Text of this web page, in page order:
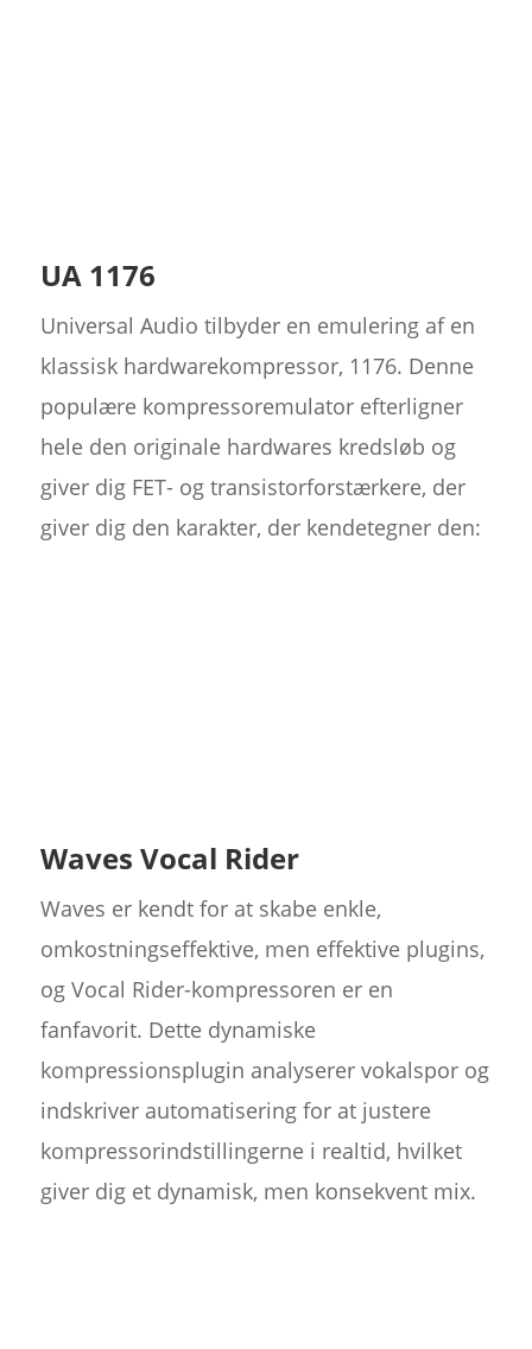
UA 1176
Universal Audio tilbyder en emulering af en
klassisk hardwarekompressor, 1176. Denne
populære kompressoremulator efterligner
hele den originale hardwares kredsløb og
giver dig FET- og transistorforstærkere, der
giver dig den karakter, der kendetegner den:
Waves Vocal Rider
Waves er kendt for at skabe enkle,
omkostningseffektive, men effektive plugins,
og Vocal Rider-kompressoren er en
fanfavorit. Dette dynamiske
kompressionsplugin analyserer vokalspor og
indskriver automatisering for at justere
kompressorindstillingerne i realtid, hvilket
giver dig et dynamisk, men konsekvent mix.